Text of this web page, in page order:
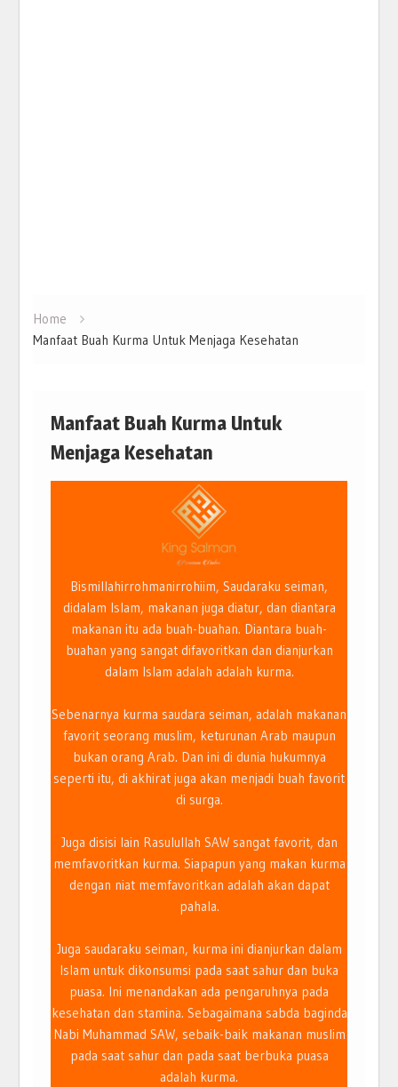
Home
Manfaat Buah Kurma Untuk Menjaga Kesehatan
Manfaat Buah Kurma Untuk
Menjaga Kesehatan
Bismillahirrohmanirrohiim, Saudaraku seiman,
didalam Islam, makanan juga diatur, dan diantara
makanan itu ada buah-buahan. Diantara buah-
buahan yang sangat difavoritkan dan dianjurkan
dalam Islam adalah adalah kurma.
Sebenarnya kurma saudara seiman, adalah makanan
favorit seorang muslim, keturunan Arab maupun
bukan orang Arab. Dan ini di dunia hukumnya
seperti itu, di akhirat juga akan menjadi buah favorit
di surga.
Juga disisi lain Rasulullah SAW sangat favorit, dan
memfavoritkan kurma. Siapapun yang makan kurma
dengan niat memfavoritkan adalah akan dapat
pahala.
Juga saudaraku seiman, kurma ini dianjurkan dalam
Islam untuk dikonsumsi pada saat sahur dan buka
puasa. Ini menandakan ada pengaruhnya pada
kesehatan dan stamina. Sebagaimana sabda baginda
Nabi Muhammad SAW, sebaik-baik makanan muslim
pada saat sahur dan pada saat berbuka puasa
adalah kurma.